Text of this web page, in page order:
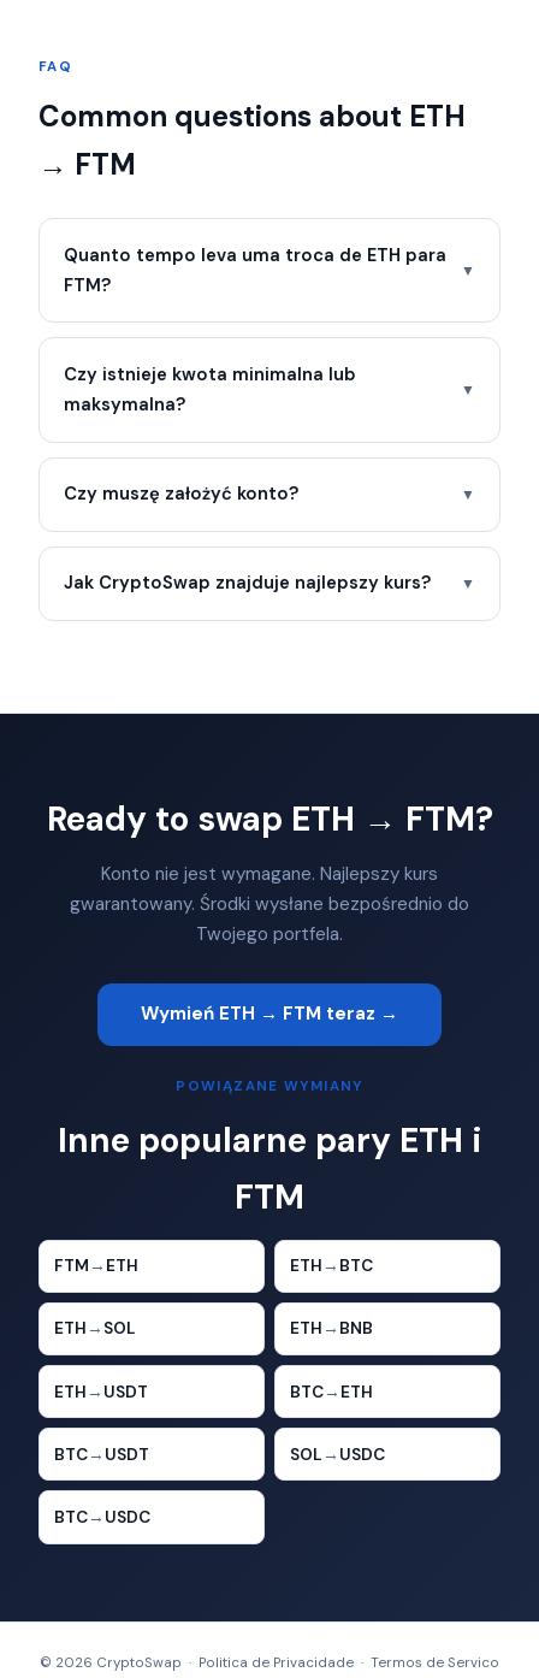
FAQ
Common questions about ETH
→ FTM
Quanto tempo leva uma troca de ETH para
FTM?
▼
Czy istnieje kwota minimalna lub
maksymalna?
▼
Czy muszę założyć konto? ▼
Jak CryptoSwap znajduje najlepszy kurs? ▼
Ready to swap ETH → FTM?
Konto nie jest wymagane. Najlepszy kurs
gwarantowany. Środki wysłane bezpośrednio do
Twojego portfela.
Wymień ETH → FTM teraz →
POWIĄZANE WYMIANY
Inne popularne pary ETH i
FTM
FTM → ETH ETH → BTC
ETH → SOL ETH → BNB
ETH → USDT BTC→ ETH
BTC→ USDT SOL → USDC
BTC→ USDC
© 2026 CryptoSwap · Politica de Privacidade · Termos de Servico